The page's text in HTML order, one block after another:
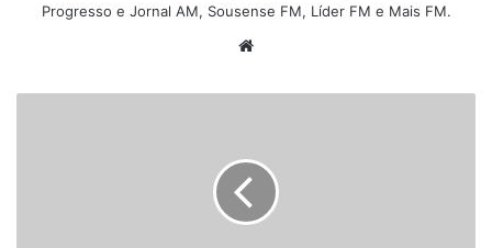
Progresso e Jornal AM, Sousense FM, Líder FM e Mais FM.
b